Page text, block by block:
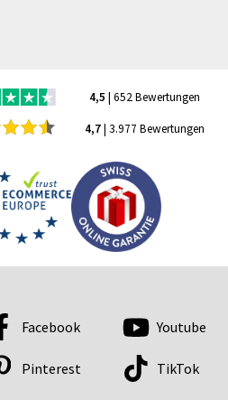
4,5 | 652 Bewertungen
4,7| 3.977 Bewertungen
Facebook Youtube
Pinterest TikTok